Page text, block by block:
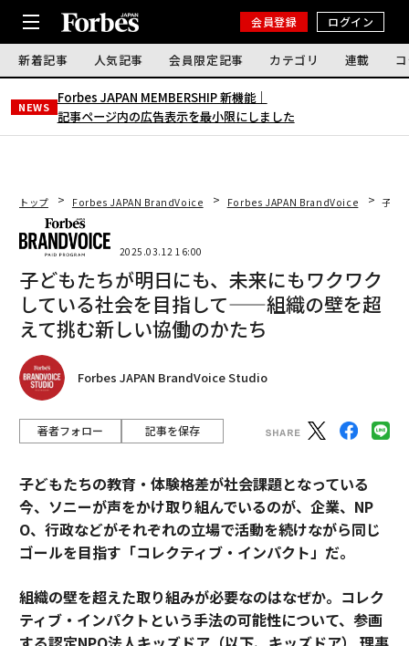
会員登録 ログイン
新着記事 人気記事 会員限定記事 カテゴリ 連載
NEWS
Forbes JAPAN MEMBERSHIP 新機能｜
記事ページ内の広告表示を最小限にしました
トップ Forbes JAPAN BrandVoice Forbes JAPAN BrandVoice 子ど
2025.03.12 16:00
子どもたちが明日にも、未来にもワクワク
している社会を目指して——組織の壁を超
えて挑む新しい協働のかたち
Forbes JAPAN BrandVoice Studio
著者フォロー 記事を保存
子どもたちの教育・体験格差が社会課題となっている
今、ソニーが声をかけ取り組んでいるのが、企業、NP
O、行政などがそれぞれの立場で活動を続けながら同じ
ゴールを目指す「コレクティブ・インパクト」だ。
組織の壁を超えた取り組みが必要なのはなぜか。コレク
ティブ・インパクトという手法の可能性について、参画